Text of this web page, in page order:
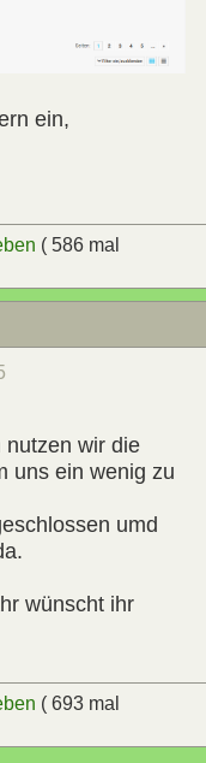
ein,
( 586 mal
nutzen wir die
uns ein wenig zu
umd
wünscht ihr
( 693 mal